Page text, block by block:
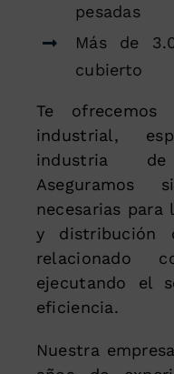
pesadas
Más de
cubierto
Te ofrecemos
industrial,
industria
Aseguramos
necesarias
y distribución
relacionado
ejecutando el
eficiencia.
Nuestra